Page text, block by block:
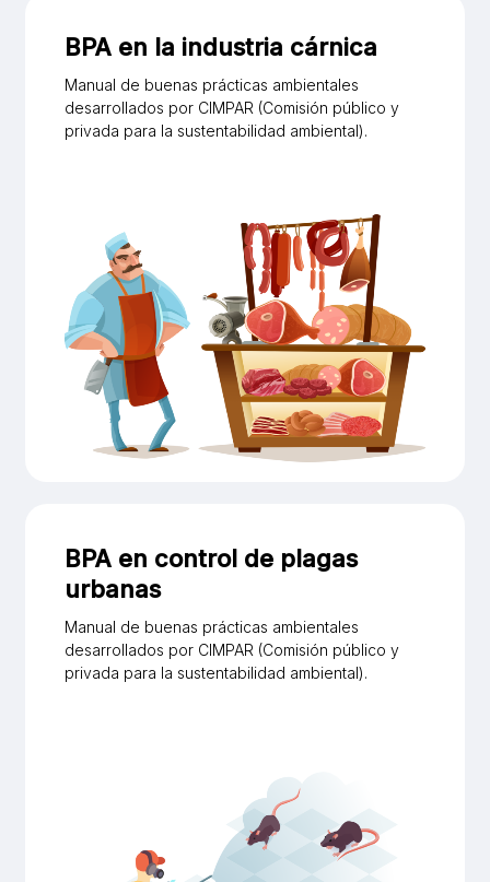
BPA en la industria cárnica
Manual de buenas prácticas ambientales
desarrollados por CIMPAR (Comisión público y
privada para la sustentabilidad ambiental).
BPA en control de plagas
urbanas
Manual de buenas prácticas ambientales
desarrollados por CIMPAR (Comisión público y
privada para la sustentabilidad ambiental).